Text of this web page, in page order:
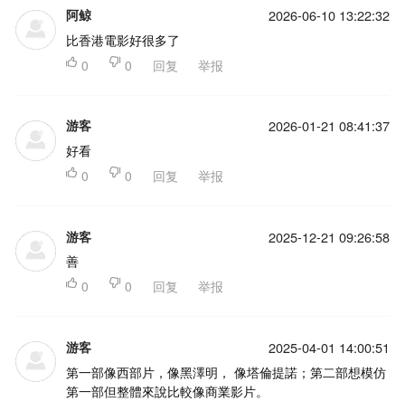
阿鲸 2026-06-10 13:22:32
比香港電影好很多了
 0  0 回复 举报
游客 2026-01-21 08:41:37
好看
 0  0 回复 举报
游客 2025-12-21 09:26:58
善
 0  0 回复 举报
游客 2025-04-01 14:00:51
第一部像西部片，像黑澤明， 像塔倫提諾；第二部想模仿
第一部但整體來說比較像商業影片。